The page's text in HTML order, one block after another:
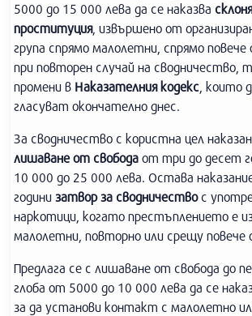
5000 до 15 000 лева да се наказва
проституция, извършено от
група спрямо малолетни, спрямо повече
при повторен случай на сводничество,
промени в Наказателния кодекс, които
гласуват окончателно днес.
За сводничество с користна цел
лишаване от свобода от три до десет
10 000 до 25 000 лева. Остава
години затвор за сводничествос
наркотици, когато престъплението е
малолетни, повторно или срещу повече
Предлага се с лишаване от свобода до
глоба от 5000 до 10 000 лева да се
за да установи контакт с малолетно